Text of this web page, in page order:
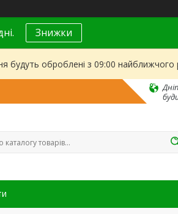
Знижки
будуть оброблені з 09:00